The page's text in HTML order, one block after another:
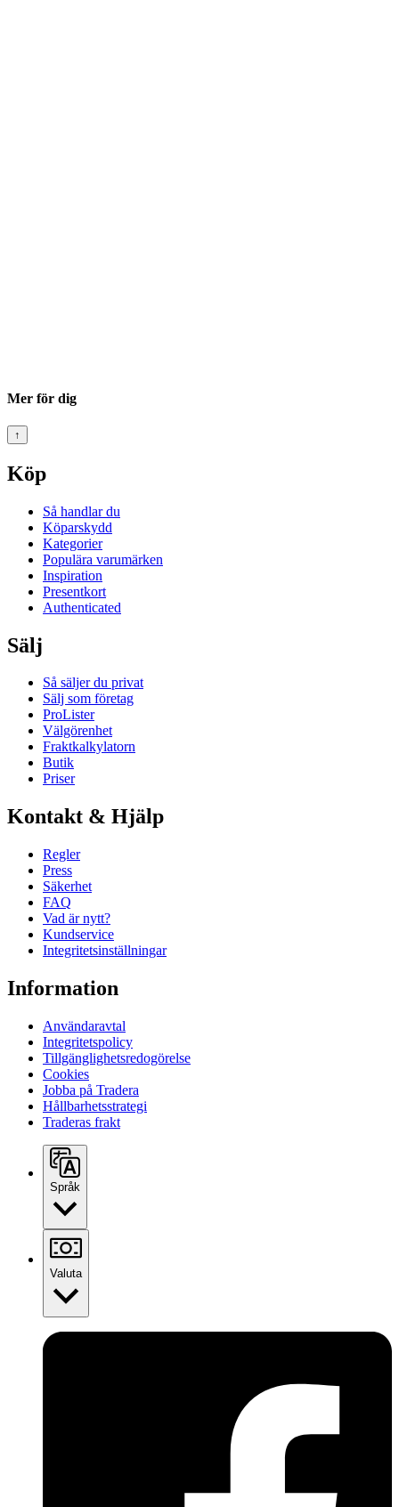
Mer för dig
↑
Köp
Så handlar du
Köparskydd
Kategorier
Populära varumärken
Inspiration
Presentkort
Authenticated
Sälj
Så säljer du privat
Sälj som företag
ProLister
Välgörenhet
Fraktkalkylatorn
Butik
Priser
Kontakt & Hjälp
Regler
Press
Säkerhet
FAQ
Vad är nytt?
Kundservice
Integritetsinställningar
Information
Användaravtal
Integritetspolicy
Tillgänglighetsredogörelse
Cookies
Jobba på Tradera
Hållbarhetsstrategi
Traderas frakt
Språk
Valuta